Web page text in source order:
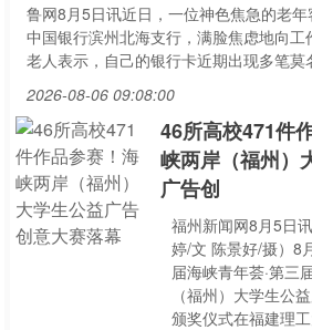
鲁网8月5日讯近日，一位神色焦急的老
中国银行滨州北海支行，满脸焦虑地向工
老人表示，自己的银行卡近期出现多笔莫
2026-08-06 09:08:00
46所高校471件
峡两岸（福州）
广告创
福州新闻网8月5日
婷/文 陈景好/摄）8
届海峡青年荟·第三
（福州）大学生公
颁奖仪式在福建理